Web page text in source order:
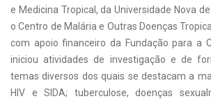
e Medicina Tropical, da Universidade Nova
o Centro de Malária e Outras Doenças
com apoio financeiro da Fundação para a
iniciou atividades de investigação e de
temas diversos dos quais se destacam a
HIV e SIDA; tuberculose, doenças